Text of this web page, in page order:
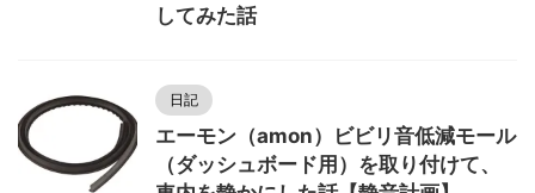
してみた話
日記
エーモン（amon）ビビリ音低減モール
（ダッシュボード用）を取り付けて、